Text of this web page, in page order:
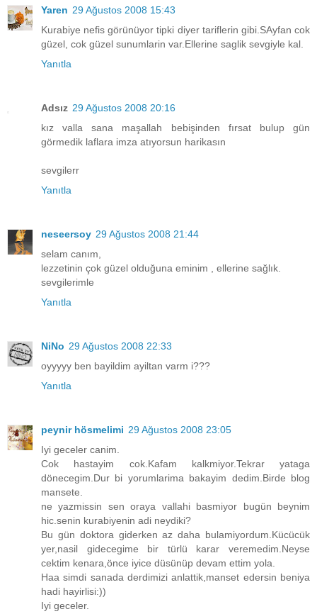
Yaren 29 Ağustos 2008 15:43
Kurabiye nefis görünüyor tipki diyer tariflerin gibi.SAyfan cok
güzel, cok güzel sunumlarin var.Ellerine saglik sevgiyle kal.
Yanıtla
Adsız 29 Ağustos 2008 20:16
kız valla sana maşallah bebişinden fırsat bulup gün
görmedik laflara imza atıyorsun harikasın
sevgilerr
Yanıtla
neseersoy 29 Ağustos 2008 21:44
selam canım,
lezzetinin çok güzel olduğuna eminim , ellerine sağlık.
sevgilerimle
Yanıtla
NiNo 29 Ağustos 2008 22:33
oyyyyy ben bayildim ayiltan varm i???
Yanıtla
peynir hösmelimi 29 Ağustos 2008 23:05
Iyi geceler canim.
Cok hastayim cok.Kafam kalkmiyor.Tekrar yataga
dönecegim.Dur bi yorumlarima bakayim dedim.Birde blog
mansete.
ne yazmissin sen oraya vallahi basmiyor bugün beynim
hic.senin kurabiyenin adi neydiki?
Bu gün doktora giderken az daha bulamiyordum.Kücücük
yer,nasil gidecegime bir türlü karar veremedim.Neyse
cektim kenara,önce iyice düsünüp devam ettim yola.
Haa simdi sanada derdimizi anlattik,manset edersin beniya
hadi hayirlisi:))
Iyi geceler.